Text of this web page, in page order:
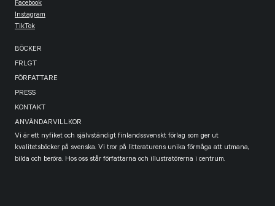
Facebook
Instagram
TikTok
BÖCKER
FRLGT
FÖRFATTARE
PRESS
KONTAKT
ANVÄNDARVILLKOR
Vi är ett nyfiket och självständigt finlandssvenskt förlag som ger ut
kvalitetsböcker på svenska. Vi tror på litteraturens unika förmåga att utmana,
bilda och beröra. Hos oss står författarna och illustratörerna i centrum.